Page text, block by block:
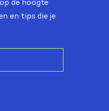
de hoogte
en tips die je